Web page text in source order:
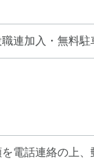
連加入・無料駐
電話連絡の上、